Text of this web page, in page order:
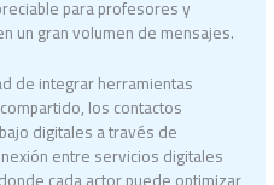
para profesores y
un gran volumen de mensajes.
de integrar herramientas
los contactos
digitales a través de
entre servicios digitales